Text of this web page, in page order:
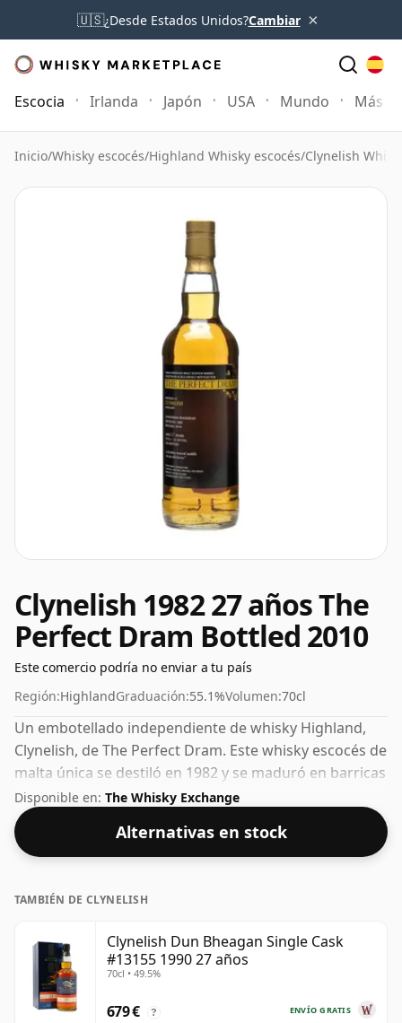
🇺🇸¿Desde Estados Unidos?Cambiar ×
Escocia Irlanda Japón USA Mundo Más
Inicio/Whisky escocés/Highland Whisky escocés/Clynelish
Clynelish 1982 27 años The
Perfect Dram Bottled 2010
Este comercio podría no enviar a tu país
Región:HighlandGraduación:55.1%Volumen:70cl
Un embotellado independiente de whisky Highland,
Clynelish, de The Perfect Dram. Este whisky escocés de
malta única se destiló en 1982 y se maduró en barricas
de roble durante 27 años antes de ser embotellado en
2010. Embotellado con una agradable graduación
alcohólica del 55,1%, este whisky se presenta en una
botella de 70 cl.
Disponible en: The Whisky Exchange
Alternativas en stock
TAMBIÉN DE CLYNELISH
Clynelish Dun Bheagan Single Cask
#13155 1990 27 años
70cl • 49.5%
ENVÍO GRATIS
679 € ?